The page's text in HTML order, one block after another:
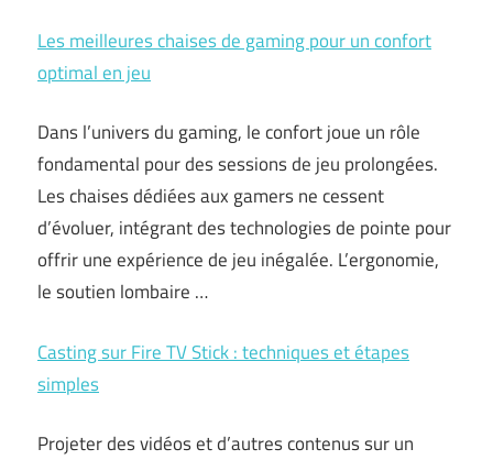
Les meilleures chaises de gaming pour un confort
optimal en jeu
Dans l’univers du gaming, le confort joue un rôle
fondamental pour des sessions de jeu prolongées.
Les chaises dédiées aux gamers ne cessent
d’évoluer, intégrant des technologies de pointe pour
offrir une expérience de jeu inégalée. L’ergonomie,
le soutien lombaire …
Casting sur Fire TV Stick : techniques et étapes
simples
Projeter des vidéos et d’autres contenus sur un